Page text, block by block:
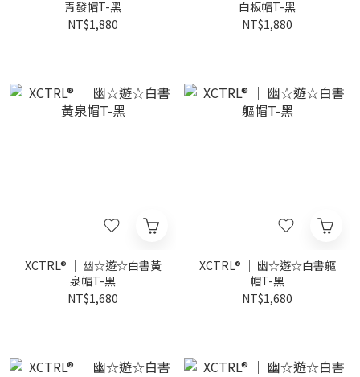
青發帽T-黑
NT$1,880
白板帽T-黑
NT$1,880
XCTRL® ｜ 幽☆遊☆白書黃
泉帽T-黑
NT$1,680
XCTRL® ｜ 幽☆遊☆白書軀
帽T-黑
NT$1,680